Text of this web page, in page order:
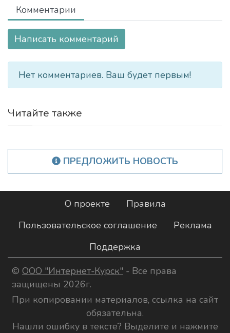
Комментарии
Написать комментарий
Нет комментариев. Ваш будет первым!
Читайте также
ПРЕДЛОЖИТЬ НОВОСТЬ
О проекте
Правила
Пользовательское соглашение
Реклама
Поддержка
© ООО "Интернет-Курск" - Все права
защищены 2026г.
При копировании материалов, ссылка на сайт
обязательна.
Нашли ошибку в тексте? Выделите и нажмите